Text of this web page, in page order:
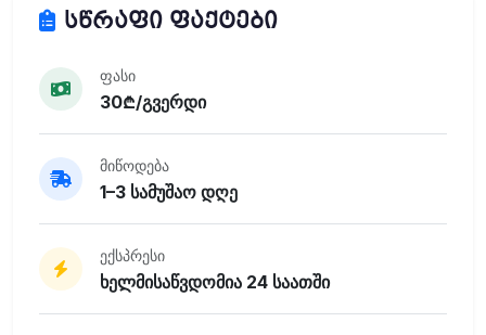
სწრაფი ფაქტები
ფასი
30₾/გვერდი
მიწოდება
1–3 სამუშაო დღე
ექსპრესი
ხელმისაწვდომია 24 საათში